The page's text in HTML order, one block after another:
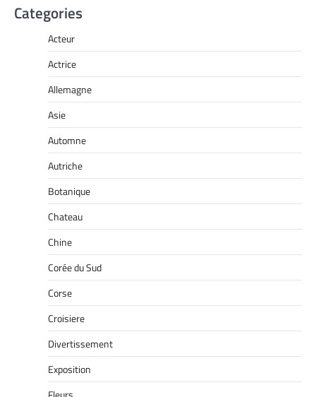
Categories
Acteur
Actrice
Allemagne
Asie
Automne
Autriche
Botanique
Chateau
Chine
Corée du Sud
Corse
Croisiere
Divertissement
Exposition